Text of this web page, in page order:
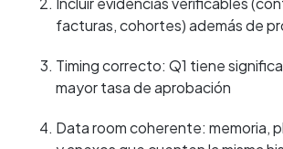
facturas, cohortes) además de
Timing correcto: Q1 tiene
mayor tasa de aprobación
Data room coherente: memoria,